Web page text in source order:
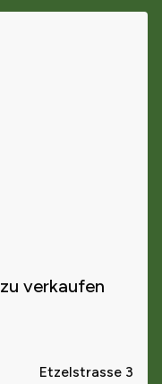
verkaufen
Etzelstrasse 3